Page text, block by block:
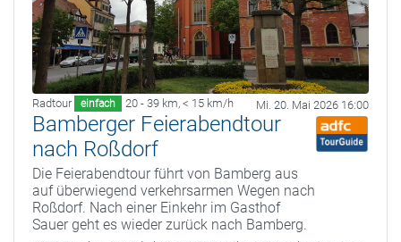
Radtour einfach 20 - 39 km, < 15 km/h Mi. 20. Mai 2026 16:00
Bamberger Feierabendtour
nach Roßdorf
Die Feierabendtour führt von Bamberg aus
auf überwiegend verkehrsarmen Wegen nach
Roßdorf. Nach einer Einkehr im Gasthof
Sauer geht es wieder zurück nach Bamberg.